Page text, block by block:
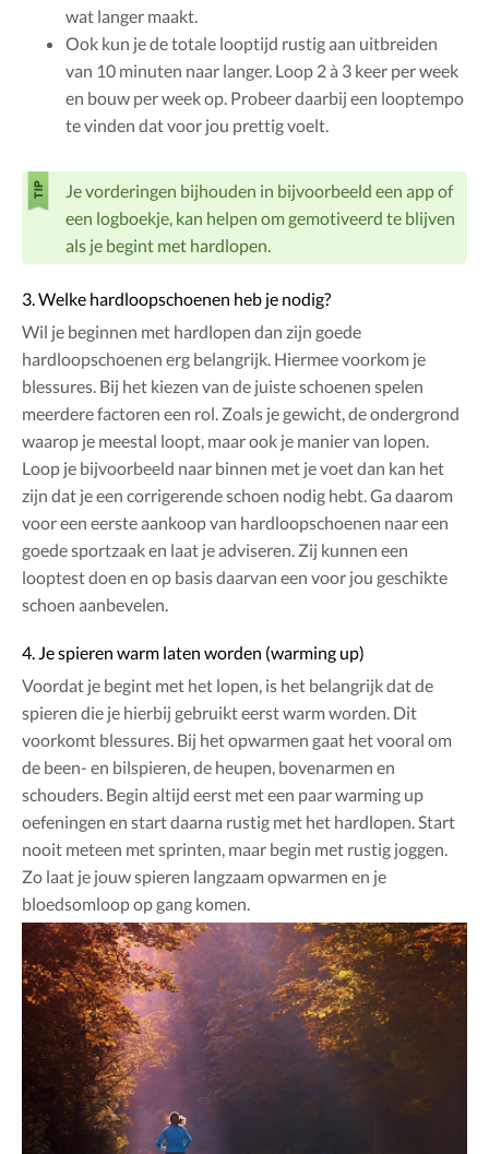
wat langer maakt.
Ook kun je de totale looptijd rustig aan uitbreiden
van 10 minuten naar langer. Loop 2 à 3 keer per week
en bouw per week op. Probeer daarbij een looptempo
te vinden dat voor jou prettig voelt.
Je vorderingen bijhouden in bijvoorbeeld een app of
een logboekje, kan helpen om gemotiveerd te blijven
als je begint met hardlopen.
3. Welke hardloopschoenen heb je nodig?
Wil je beginnen met hardlopen dan zijn goede
hardloopschoenen erg belangrijk. Hiermee voorkom je
blessures. Bij het kiezen van de juiste schoenen spelen
meerdere factoren een rol. Zoals je gewicht, de ondergrond
waarop je meestal loopt, maar ook je manier van lopen.
Loop je bijvoorbeeld naar binnen met je voet dan kan het
zijn dat je een corrigerende schoen nodig hebt. Ga daarom
voor een eerste aankoop van hardloopschoenen naar een
goede sportzaak en laat je adviseren. Zij kunnen een
looptest doen en op basis daarvan een voor jou geschikte
schoen aanbevelen.
4. Je spieren warm laten worden (warming up)
Voordat je begint met het lopen, is het belangrijk dat de
spieren die je hierbij gebruikt eerst warm worden. Dit
voorkomt blessures. Bij het opwarmen gaat het vooral om
de been- en bilspieren, de heupen, bovenarmen en
schouders. Begin altijd eerst met een paar warming up
oefeningen en start daarna rustig met het hardlopen. Start
nooit meteen met sprinten, maar begin met rustig joggen.
Zo laat je jouw spieren langzaam opwarmen en je
bloedsomloop op gang komen.